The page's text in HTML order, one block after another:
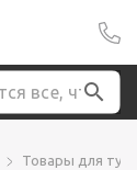
Товары для